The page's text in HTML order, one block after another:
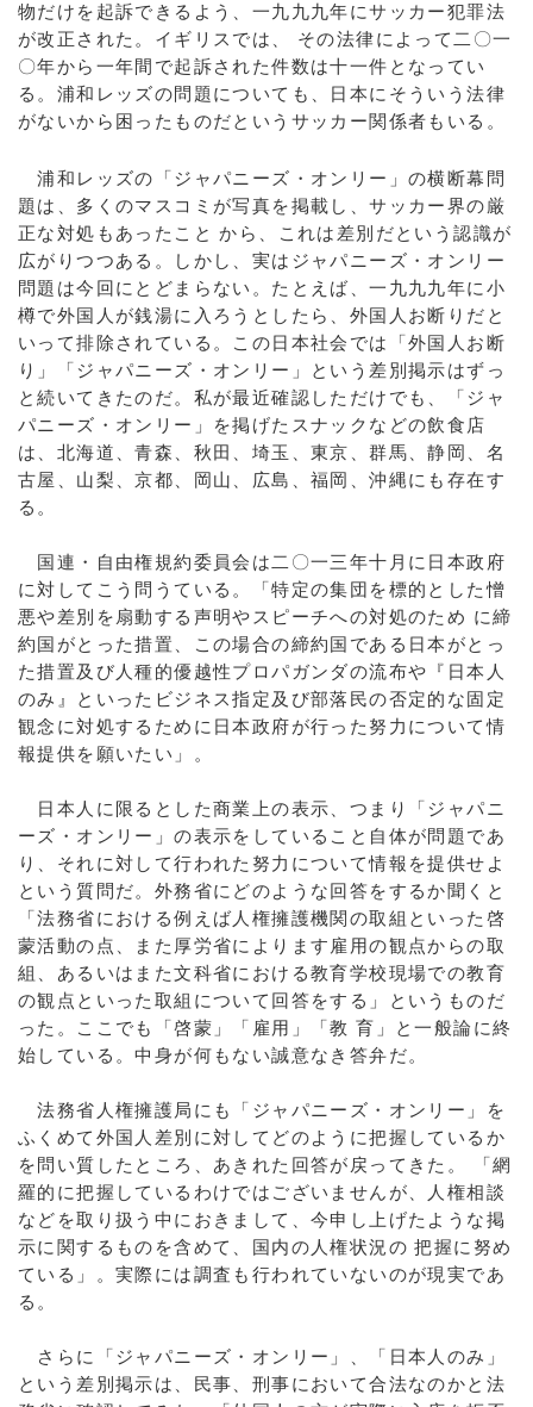
物だけを起訴できるよう、一九九九年にサッカー犯罪法
が改正された。イギリスでは、 その法律によって二〇一
〇年から一年間で起訴された件数は十一件となってい
る。浦和レッズの問題についても、日本にそういう法律
がないから困ったものだというサッカー関係者もいる。
浦和レッズの「ジャパニーズ・オンリー」の横断幕問
題は、多くのマスコミが写真を掲載し、サッカー界の厳
正な対処もあったこと から、これは差別だという認識が
広がりつつある。しかし、実はジャパニーズ・オンリー
問題は今回にとどまらない。たとえば、一九九九年に小
樽で外国人が銭湯に入ろうとしたら、外国人お断りだと
いって排除されている。この日本社会では「外国人お断
り」「ジャパニーズ・オンリー」という差別掲示はずっ
と続いてきたのだ。私が最近確認しただけでも、「ジャ
パニーズ・オンリー」を掲げたスナックなどの飲食店
は、北海道、青森、秋田、埼玉、東京、群馬、静岡、名
古屋、山梨、京都、岡山、広島、福岡、沖縄にも存在す
る。
国連・自由権規約委員会は二〇一三年十月に日本政府
に対してこう問うている。「特定の集団を標的とした憎
悪や差別を扇動する声明やスピーチへの対処のため に締
約国がとった措置、この場合の締約国である日本がとっ
た措置及び人種的優越性プロパガンダの流布や『日本人
のみ』といったビジネス指定及び部落民の否定的な固定
観念に対処するために日本政府が行った努力について情
報提供を願いたい」。
日本人に限るとした商業上の表示、つまり「ジャパニ
ーズ・オンリー」の表示をしていること自体が問題であ
り、それに対して行われた努力について情報を提供せよ
という質問だ。外務省にどのような回答をするか聞くと
「法務省における例えば人権擁護機関の取組といった啓
蒙活動の点、また厚労省によります雇用の観点からの取
組、あるいはまた文科省における教育学校現場での教育
の観点といった取組について回答をする」というものだ
った。ここでも「啓蒙」「雇用」「教 育」と一般論に終
始している。中身が何もない誠意なき答弁だ。
法務省人権擁護局にも「ジャパニーズ・オンリー」を
ふくめて外国人差別に対してどのように把握しているか
を問い質したところ、あきれた回答が戻ってきた。 「網
羅的に把握しているわけではございませんが、人権相談
などを取り扱う中におきまして、今申し上げたような掲
示に関するものを含めて、国内の人権状況の 把握に努め
ている」。実際には調査も行われていないのが現実であ
る。
さらに「ジャパニーズ・オンリー」、「日本人のみ」
という差別掲示は、民事、刑事において合法なのかと法